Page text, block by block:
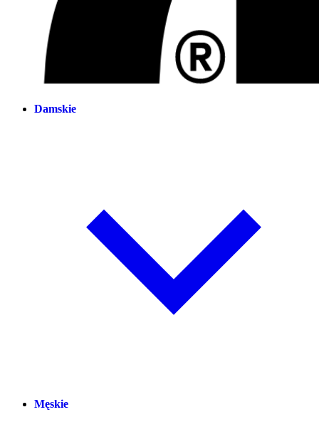
Damskie
Męskie